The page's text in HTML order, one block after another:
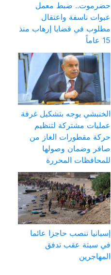
حضرموت.. ضبط معمل
عبوات ناسفة واعتقال
مطلوب في قضايا إرهاب منذ
15 عاماً
الخنبشي يوجه بتشكيل غرفة
عمليات مشتركة لتنظيم
حركة مقطورات الغاز من
صافر وضمان وصولها
للمحافظات المحررة
إسبانيا تنصب حاجزا عائما
في سبتة عقب تدفق
المهاجرين